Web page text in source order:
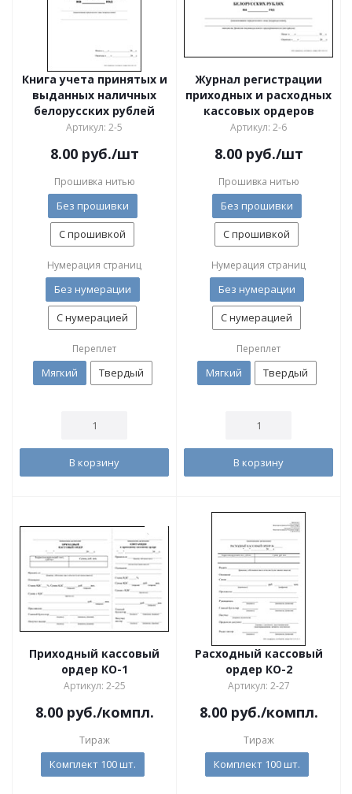
Книга учета принятых и
выданных наличных
белорусских рублей
Артикул: 2-5
8.00руб./шт
Прошивка нитью
Без прошивки
С прошивкой
Нумерация страниц
Без нумерации
С нумерацией
Переплет
Мягкий Твердый
В корзину
Журнал регистрации
приходных и расходных
кассовых ордеров
Артикул: 2-6
8.00руб./шт
Прошивка нитью
Без прошивки
С прошивкой
Нумерация страниц
Без нумерации
С нумерацией
Переплет
Мягкий Твердый
В корзину
Приходный кассовый
ордер КО-1
Артикул: 2-25
8.00руб./компл.
Тираж
Комплект 100 шт.
Расходный кассовый
ордер КО-2
Артикул: 2-27
8.00руб./компл.
Тираж
Комплект 100 шт.